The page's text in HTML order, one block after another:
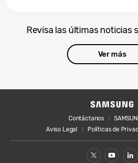
Revisa las últimas noticias
Ver más
Contáctanos
Aviso Legal
Políticas de